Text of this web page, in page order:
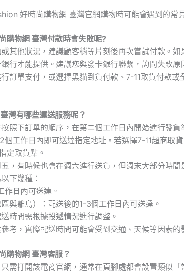
好時尚購物網 臺灣官網購物時可能會遇到的常
購物網 臺灣付款時會失敗呢?
其他狀況，建議顧客稍等片刻後再次嘗試付款。如
行才能提供。建議您與發卡銀行聯繫，詢問失敗原
訂單支付，或選擇黑貓到貨付款、7-11取貨付款或
灣有哪些運送服務呢？
照下訂單的順序，在第二個工作日內開始進行發
個工作日內即可送達指定地址。若選擇7-11超商取
定取貨點。
，有時候也會在週六進行送貨，但週末大部分時間
下幾種：
作日內可送達。
與離島）：配送後的1-3個工作日內可送達。
時間需根據投遞情況進行調整。
考，實際配送時間可能會受到交通、天候等因素的
購物網 臺灣客服？
需打開該電商官網，通常在頁腳處都會設置類似「